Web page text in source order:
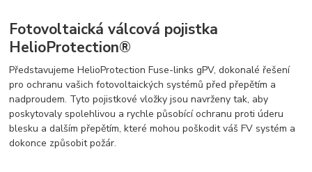
Fotovoltaická válcová pojistka
HelioProtection®
Představujeme HelioProtection Fuse-links gPV, dokonalé řešení
pro ochranu vašich fotovoltaických systémů před přepětím a
nadproudem. Tyto pojistkové vložky jsou navrženy tak, aby
poskytovaly spolehlivou a rychle působící ochranu proti úderu
blesku a dalším přepětím, které mohou poškodit váš FV systém a
dokonce způsobit požár.